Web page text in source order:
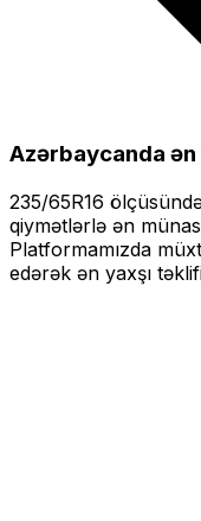
Azərbaycanda
235/65R16
qiymətlərlə ən
Platformamızda
edərək ən yaxşı